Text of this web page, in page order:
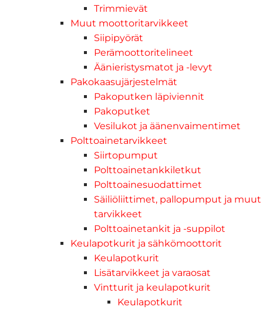
Trimmievät
Muut moottoritarvikkeet
Siipipyörät
Perämoottoritelineet
Äänieristysmatot ja -levyt
Pakokaasujärjestelmät
Pakoputken läpiviennit
Pakoputket
Vesilukot ja äänenvaimentimet
Polttoainetarvikkeet
Siirtopumput
Polttoainetankkiletkut
Polttoainesuodattimet
Säiliöliittimet, pallopumput ja muut
tarvikkeet
Polttoainetankit ja -suppilot
Keulapotkurit ja sähkömoottorit
Keulapotkurit
Lisätarvikkeet ja varaosat
Vintturit ja keulapotkurit
Keulapotkurit